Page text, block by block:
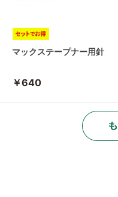
マックステープナー用針
￥640